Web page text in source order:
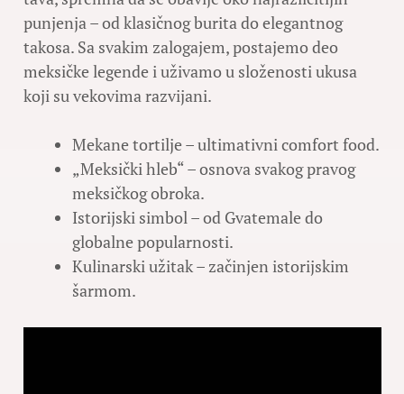
punjenja – od klasičnog burita do elegantnog
takosa. Sa svakim zalogajem, postajemo deo
meksičke legende i uživamo u složenosti ukusa
koji su vekovima razvijani.
Mekane tortilje – ultimativni comfort food.
„Meksički hleb“ – osnova svakog pravog
meksičkog obroka.
Istorijski simbol – od Gvatemale do
globalne popularnosti.
Kulinarski užitak – začinjen istorijskim
šarmom.